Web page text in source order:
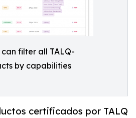
filter all TALQ-
by capabilities
certificados por TALQ